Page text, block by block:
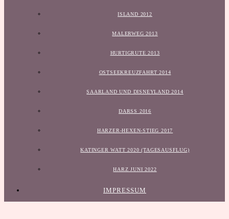
ISLAND 2012
MALERWEG 2013
HURTIGRUTE 2013
OSTSEEKREUZFAHRT 2014
SAARLAND UND DISNEYLAND 2014
DARSS 2016
HARZER-HEXEN-STIEG 2017
KATINGER WATT 2020 (TAGESAUSFLUG)
HARZ JUNI 2022
IMPRESSUM